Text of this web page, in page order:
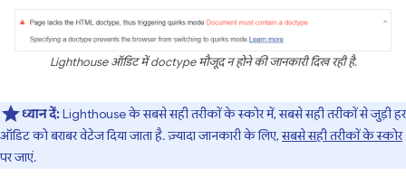
Lighthouse ऑडिट में doctype मौजूद न होने की जानकारी दिख रही है.
ध्यान दें:Lighthouse के सबसे सही तरीकों के स्कोर में, सबसे सही तरीकों से जुड़ी हर
ऑडिट को बराबर वेटेज दिया जाता है. ज़्यादा जानकारी के लिए,सबसे सही तरीकों के स्कोर
पर जाएं.